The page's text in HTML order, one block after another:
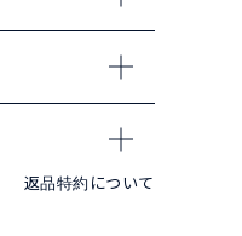
返品特約について